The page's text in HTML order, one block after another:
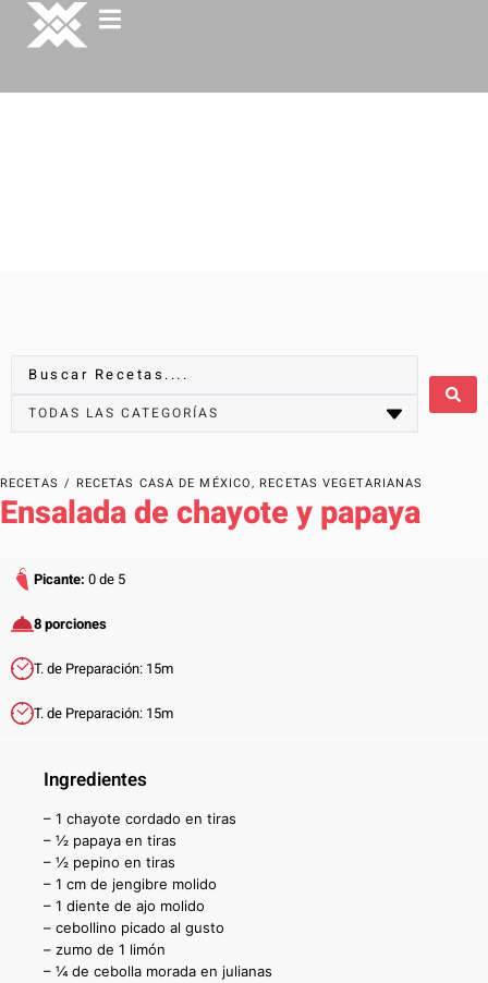
RECETAS / RECETAS CASA DE MÉXICO, RECETAS VEGETARIANAS
Ensalada de chayote y papaya
Picante: 0 de 5
8 porciones
T. de Preparación: 15m
T. de Preparación: 15m
Ingredientes
– 1 chayote cordado en tiras
– ½ papaya en tiras
– ½ pepino en tiras
– 1 cm de jengibre molido
– 1 diente de ajo molido
– cebollino picado al gusto
– zumo de 1 limón
– ¼ de cebolla morada en julianas